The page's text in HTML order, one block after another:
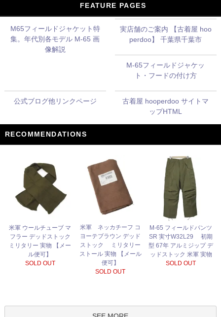
FEATURE PAGES
M65フィールドジャケット特
集。年代別各モデル M-65 画
像解説
実店舗のご案内 【古着屋 hoo
perdoo】 千葉県千葉市
M-65フィールドジャケッ
ト・フードの付け方
公式ブログ他リンクページ
古着屋 hooperdoo サイトマ
ップHTML
RECOMMENDATIONS
米軍 ウールチューブ マ
フラー デッドストック
ミリタリー 実物 【メー
ル便可】
SOLD OUT
米軍 ネッカチーフ コ
ヨーテブラウン デッド
ストック ミリタリー
ストール 実物 【メール
便可】
SOLD OUT
M-65 フィールドパンツ
SR 実寸W32L29 初期
型 67年 アルミジップ デ
ッドストック 米軍 実物
SOLD OUT